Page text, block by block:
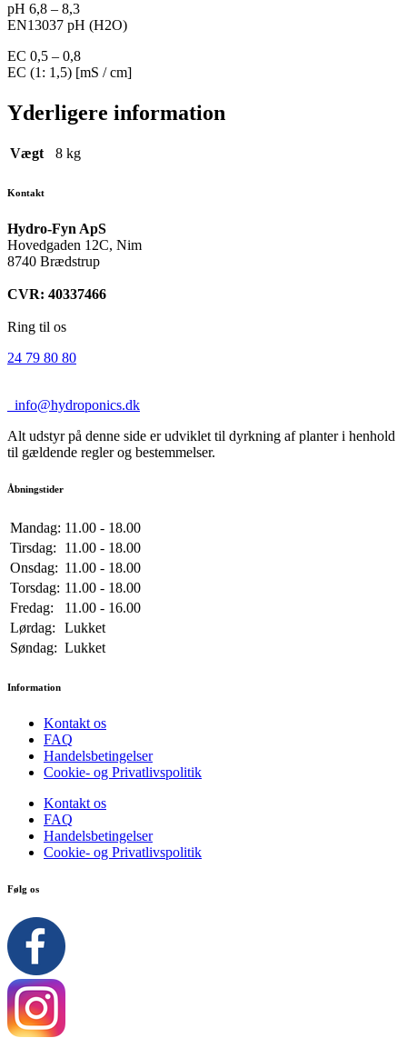
pH 6,8 – 8,3
EN13037 pH (H2O)
EC 0,5 – 0,8
EC (1: 1,5) [mS / cm]
Yderligere information
Vægt 8 kg
Kontakt
Hydro-Fyn ApS
Hovedgaden 12C, Nim
8740 Brædstrup
CVR: 40337466
Ring til os
24 79 80 80
info@hydroponics.dk
Alt udstyr på denne side er udviklet til dyrkning af planter i henhold
til gældende regler og bestemmelser.
Åbningstider
Mandag: 11.00 - 18.00
Tirsdag:
11.00 - 18.00
Onsdag: 11.00 - 18.00
Torsdag: 11.00 - 18.00
Fredag:
11.00 - 16.00
Lørdag:
Lukket
Søndag: Lukket
Information
Kontakt os
FAQ
Handelsbetingelser
Cookie- og Privatlivspolitik
Kontakt os
FAQ
Handelsbetingelser
Cookie- og Privatlivspolitik
Følg os